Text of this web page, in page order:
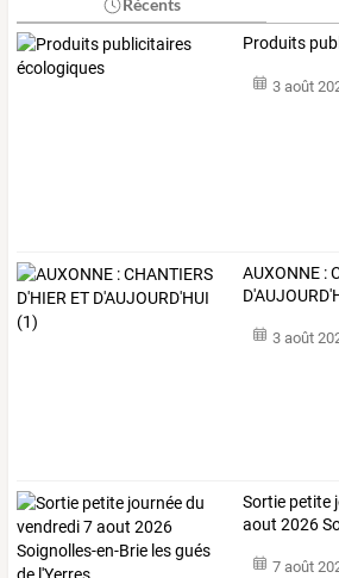
Récents
Produits
3 août
AUXONNE :
3 août
Sortie petite
aout 2026
7 août